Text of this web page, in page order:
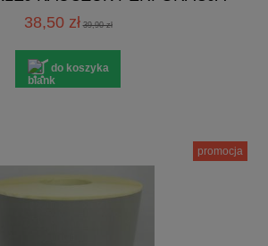
38,50 zł 39,90 zł
do koszyka
promocja